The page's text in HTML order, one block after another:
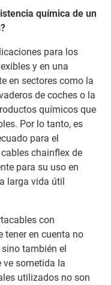
química de un
para los
y en una
en sectores como la
de coches o la
químicos que
Por lo tanto, es
para el
chainflex de
para su uso en
larga vida útil
con
tener en cuenta no
también el
ve sometida la
utilizados no son